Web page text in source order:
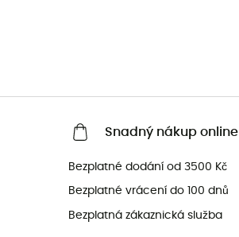
Snadný nákup online
Bezplatné dodání od 3500 Kč
Bezplatné vrácení do 100 dnů
Bezplatná zákaznická služba